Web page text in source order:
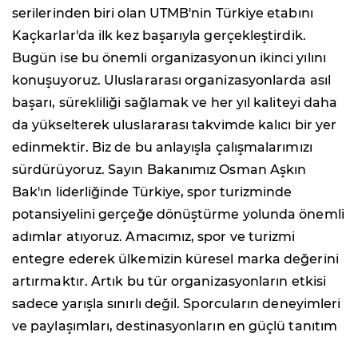
serilerinden biri olan UTMB'nin Türkiye etabını
Kaçkarlar'da ilk kez başarıyla gerçekleştirdik.
Bugün ise bu önemli organizasyonun ikinci yılını
konuşuyoruz. Uluslararası organizasyonlarda asıl
başarı, sürekliliği sağlamak ve her yıl kaliteyi daha
da yükselterek uluslararası takvimde kalıcı bir yer
edinmektir. Biz de bu anlayışla çalışmalarımızı
sürdürüyoruz. Sayın Bakanımız Osman Aşkın
Bak'ın liderliğinde Türkiye, spor turizminde
potansiyelini gerçeğe dönüştürme yolunda önemli
adımlar atıyoruz. Amacımız, spor ve turizmi
entegre ederek ülkemizin küresel marka değerini
artırmaktır. Artık bu tür organizasyonların etkisi
sadece yarışla sınırlı değil. Sporcuların deneyimleri
ve paylaşımları, destinasyonların en güçlü tanıtım